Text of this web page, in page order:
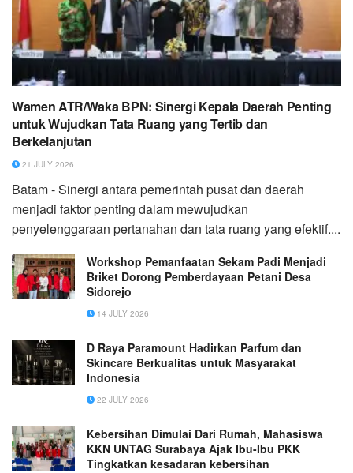
Wamen ATR/Waka BPN: Sinergi Kepala Daerah Penting
untuk Wujudkan Tata Ruang yang Tertib dan
Berkelanjutan
21 JULY 2026
Batam - Sinergi antara pemerintah pusat dan daerah
menjadi faktor penting dalam mewujudkan
penyelenggaraan pertanahan dan tata ruang yang efektif....
Workshop Pemanfaatan Sekam Padi Menjadi
Briket Dorong Pemberdayaan Petani Desa
Sidorejo
14 JULY 2026
D Raya Paramount Hadirkan Parfum dan
Skincare Berkualitas untuk Masyarakat
Indonesia
22 JULY 2026
Kebersihan Dimulai Dari Rumah, Mahasiswa
KKN UNTAG Surabaya Ajak Ibu-Ibu PKK
Tingkatkan kesadaran kebersihan